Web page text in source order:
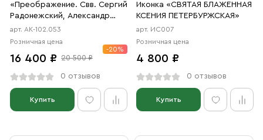
«Преображение. Свв. Сергий
Радонежский, Александр
Свирский, Ксения
Петербургская, Матрона
арт. АК-102.053
Розничная цена
16 400 ₽ 20 500 ₽
-20%
0 отзывов
Купить
Иконка «СВЯТАЯ БЛАЖЕННАЯ
КСЕНИЯ ПЕТЕРБУРЖСКАЯ»
арт. ИС007
Розничная цена
4 800 ₽
0 отзывов
Купить